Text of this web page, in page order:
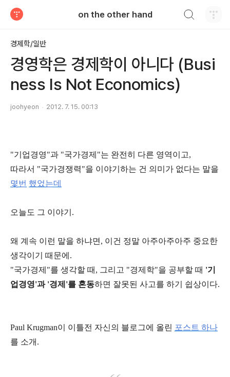
on the other hand
경제학/일반
경영학은 경제학이 아니다 (Busi
ness Is Not Economics)
joohyeon 2012. 7. 15. 00:13
"기업경영"과 "국가경제"는 완전히 다른 영역이고,
따라서 "국가경쟁력"을 이야기하는 건 의미가 없다는 말을
몇번 했었는데
오늘도 그 이야기.
왜 계속 이런 말을 하냐면, 이건 정말 아주아주아주 중요한
생각이기 때문에.
"국가경제"를 생각할 때, 그리고 "경제학"을 공부할 때 '기
업경영'과 '경제'를 혼동하면 잘못된 사고를 하기 쉽상이다.
Paul Krugman이 이틀전 자신의 블로그에 올린 포스트 하나
를 소개.